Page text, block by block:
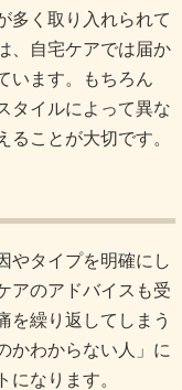
多く取り入れられて
、自宅ケアでは届か
います。もちろん
タイルによって異な
ることが大切です。
やタイプを明確にし
アのアドバイスも受
を繰り返してしまう
かわからない人」に
になります。